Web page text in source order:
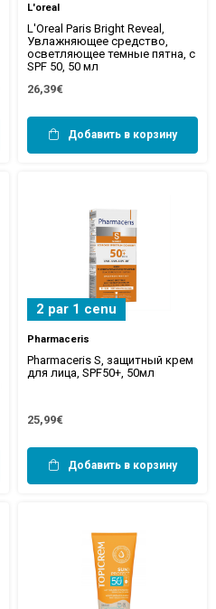
L'oreal
L'Oreal Paris Bright Reveal,
Увлажняющее средство,
осветляющее темные пятна, с
SPF 50, 50 мл
26,39€
Добавить в корзину
2 par 1 cenu
Pharmaceris
Pharmaceris S, защитный крем
для лица, SPF50+, 50мл
25,99€
Добавить в корзину